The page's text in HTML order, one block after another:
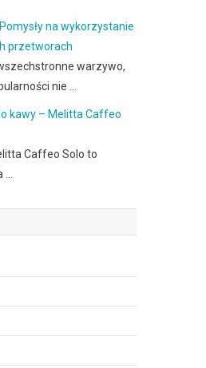
na wykorzystanie
przetworach
warzywo,
nie …
kawy – Melitta Caffeo
Caffeo Solo to